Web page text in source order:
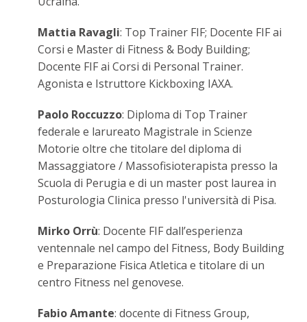
Mattia Ravagli: Top Trainer FIF; Docente FIF ai
Corsi e Master di Fitness & Body Building;
Docente FIF ai Corsi di Personal Trainer.
Agonista e Istruttore Kickboxing IAXA.
Paolo Roccuzzo: Diploma di Top Trainer
federale e larureato Magistrale in Scienze
Motorie oltre che titolare del diploma di
Massaggiatore / Massofisioterapista presso la
Scuola di Perugia e di un master post laurea in
Posturologia Clinica presso l'università di Pisa.
Mirko Orrù: Docente FIF dall’esperienza
ventennale nel campo del Fitness, Body Building
e Preparazione Fisica Atletica e titolare di un
centro Fitness nel genovese.
Fabio Amante: docente di Fitness Group,